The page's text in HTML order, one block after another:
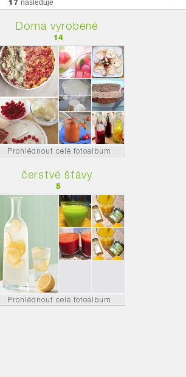
17 následuje
Doma vyrobené
14
Prohlédnout celé fotoalbum
čerstvé šťávy
5
Prohlédnout celé fotoalbum